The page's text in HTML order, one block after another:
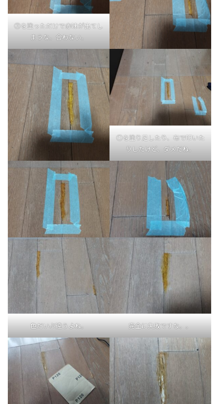
②を塗っただけで赤味が出てし
まうな。合わない。
①を塗り足したり、布で叩いた
りしたけど、ダメだね。
色だいぶ違うよね。 完全に失敗ですな。。